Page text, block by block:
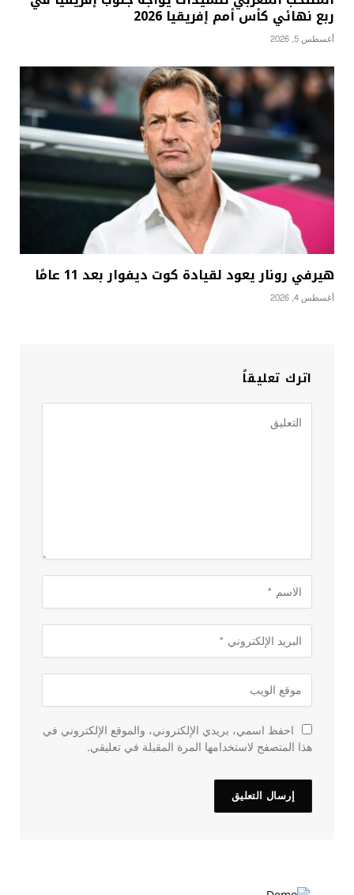
ربع نهائي كأس أمم إفريقيا 2026
أغسطس 5, 2026
هيرفي رونار يعود لقيادة كوت ديفوار بعد 11 عامًا
أغسطس 4, 2026
اترك تعليقاً
احفظ اسمي، بريدي الإلكتروني، والموقع الإلكتروني في
هذا المتصفح لاستخدامها المرة المقبلة في تعليقي.